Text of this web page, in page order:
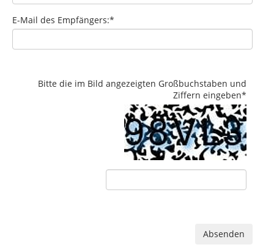
E-Mail des Empfängers:*
Bitte die im Bild angezeigten Großbuchstaben und
Ziffern eingeben*
Absenden